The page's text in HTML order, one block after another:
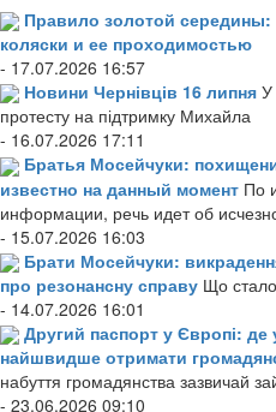
Правило золотой середины:
коляски и ее проходимостью
- 17.07.2026 16:57
Новини Чернівців 16 липня У
протесту на підтримку Михайла
- 16.07.2026 17:11
Братья Мосейчуки:
известно на данный момент По
информации, речь идет об
- 15.07.2026 16:03
Брати Мосейчуки:
про резонансну справу Що
- 14.07.2026 16:01
Другий паспорт у Європі: де
найшвидше отримати
набуття громадянства зазвичай
- 23.06.2026 09:10